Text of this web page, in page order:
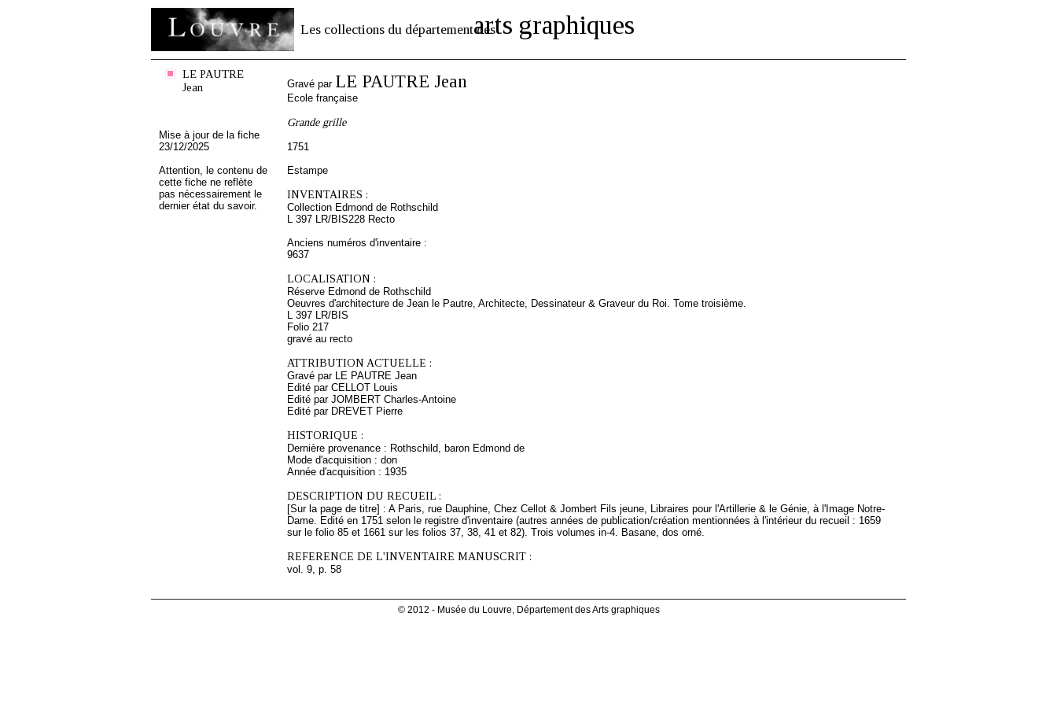
Les collections du département desarts graphiques
LE PAUTRE
Jean
Mise à jour de la fiche
23/12/2025
Attention, le contenu de
cette fiche ne reflète
pas nécessairement le
dernier état du savoir.
Gravé par LE PAUTRE Jean
Ecole française
Grande grille
1751
Estampe
INVENTAIRES :
Collection Edmond de Rothschild
L 397 LR/BIS228 Recto
Anciens numéros d'inventaire :
9637
LOCALISATION :
Réserve Edmond de Rothschild
Oeuvres d'architecture de Jean le Pautre, Architecte, Dessinateur & Graveur du Roi. Tome troisième.
L 397 LR/BIS
Folio 217
gravé au recto
ATTRIBUTION ACTUELLE :
Gravé par LE PAUTRE Jean
Edité par CELLOT Louis
Edité par JOMBERT Charles-Antoine
Edité par DREVET Pierre
HISTORIQUE :
Dernière provenance : Rothschild, baron Edmond de
Mode d'acquisition : don
Année d'acquisition : 1935
DESCRIPTION DU RECUEIL :
[Sur la page de titre] : A Paris, rue Dauphine, Chez Cellot & Jombert Fils jeune, Libraires pour l'Artillerie & le Génie, à l'Image Notre-
Dame. Edité en 1751 selon le registre d'inventaire (autres années de publication/création mentionnées à l'intérieur du recueil : 1659
sur le folio 85 et 1661 sur les folios 37, 38, 41 et 82). Trois volumes in-4. Basane, dos orné.
REFERENCE DE L'INVENTAIRE MANUSCRIT :
vol. 9, p. 58
© 2012 - Musée du Louvre, Département des Arts graphiques